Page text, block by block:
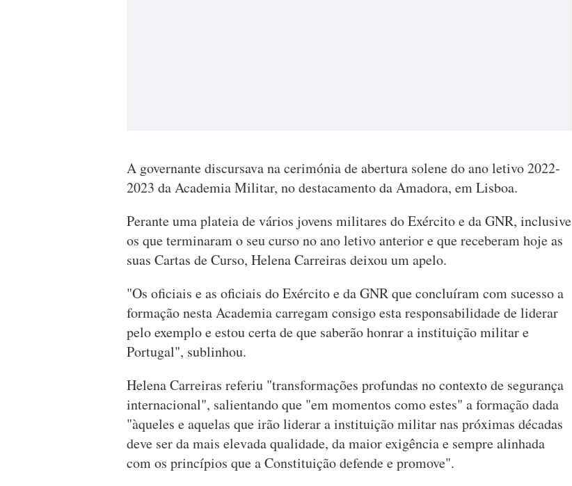
A governante discursava na cerimónia de abertura solene do ano letivo 2022-
2023 da Academia Militar, no destacamento da Amadora, em Lisboa.
Perante uma plateia de vários jovens militares do Exército e da GNR, inclusive
os que terminaram o seu curso no ano letivo anterior e que receberam hoje as
suas Cartas de Curso, Helena Carreiras deixou um apelo.
"Os oficiais e as oficiais do Exército e da GNR que concluíram com sucesso a
formação nesta Academia carregam consigo esta responsabilidade de liderar
pelo exemplo e estou certa de que saberão honrar a instituição militar e
Portugal", sublinhou.
Helena Carreiras referiu "transformações profundas no contexto de segurança
internacional", salientando que "em momentos como estes" a formação dada
"àqueles e aquelas que irão liderar a instituição militar nas próximas décadas
deve ser da mais elevada qualidade, da maior exigência e sempre alinhada
com os princípios que a Constituição defende e promove".